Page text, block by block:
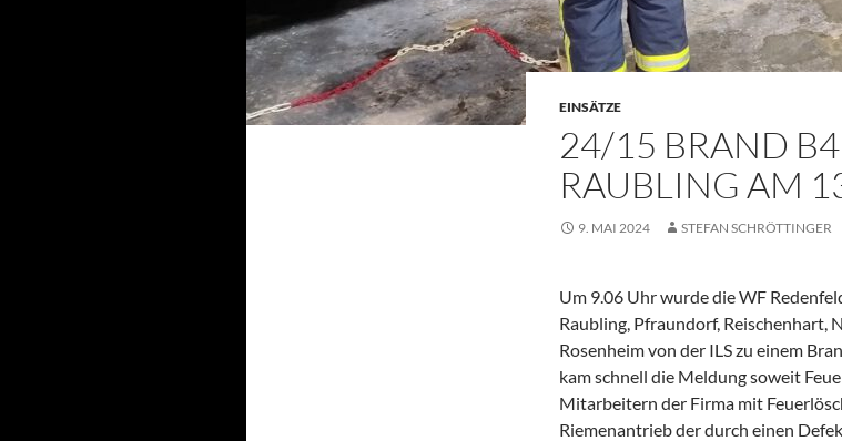
EINSÄTZE
24/15 BRAND
RAUBLING AM
9. MAI 2024 STEFAN SCHRÖTTINGER
Um 9.06 Uhr wurde die WF
Raubling, Pfraundorf, Reischenhart,
Rosenheim von der ILS zu einem
kam schnell die Meldung soweit
Mitarbeitern der Firma mit
Riemenantrieb der durch einen